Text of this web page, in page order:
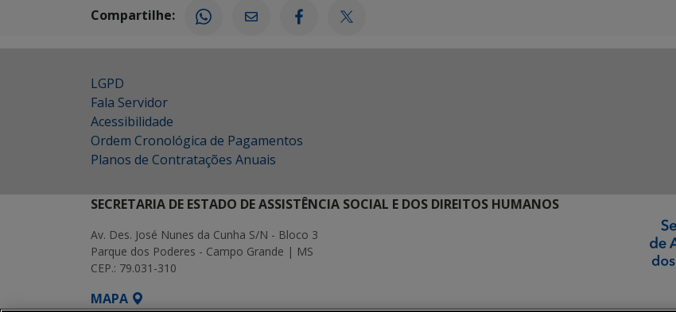
Compartilhe:
LGPD
Fala Servidor
Acessibilidade
Ordem Cronológica de Pagamentos
Planos de Contratações Anuais
SECRETARIA DE ESTADO DE ASSISTÊNCIA SOCIAL E DOS DIREITOS HUMANOS
Av. Des. José Nunes da Cunha S/N - Bloco 3
Parque dos Poderes - Campo Grande | MS
CEP.: 79.031-310
MAPA